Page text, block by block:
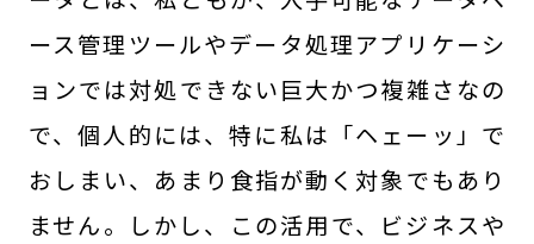
ース管理ツールやデータ処理アプリケーシ
ョンでは対処できない巨大かつ複雑さなの
で、個人的には、特に私は「ヘェーッ」で
おしまい、あまり食指が動く対象でもあり
ません。しかし、この活用で、ビジネスや